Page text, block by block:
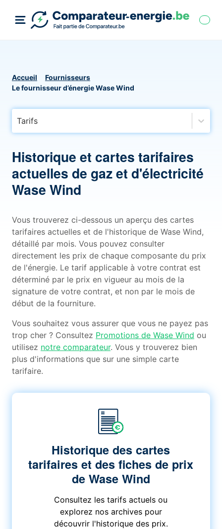
Accueil
Fournisseurs
Le fournisseur d’énergie Wase Wind
Tarifs
Historique et cartes tarifaires
actuelles de gaz et d'électricité
Wase Wind
Vous trouverez ci-dessous un aperçu des cartes
tarifaires actuelles et de l'historique de Wase Wind,
détaillé par mois. Vous pouvez consulter
directement les prix de chaque composante du prix
de l'énergie. Le tarif applicable à votre contrat est
déterminé par le prix en vigueur au mois de la
signature de votre contrat, et non par le mois de
début de la fourniture.
Vous souhaitez vous assurer que vous ne payez pas
trop cher ? Consultez Promotions de Wase Wind ou
utilisez notre comparateur. Vous y trouverez bien
plus d'informations que sur une simple carte
tarifaire.
Historique des cartes
tarifaires et des fiches de prix
de Wase Wind
Consultez les tarifs actuels ou
explorez nos archives pour
découvrir l'historique des prix.